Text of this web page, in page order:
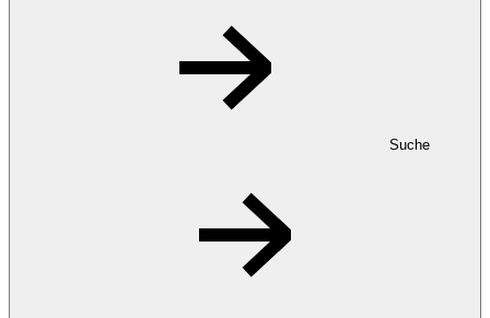
Suche